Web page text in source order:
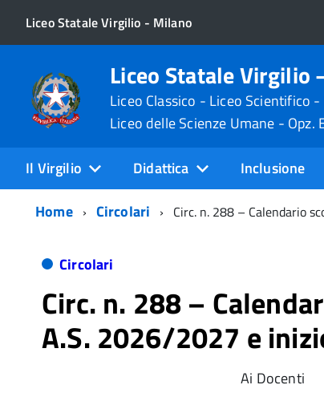
Liceo Statale Virgilio - Milano
Liceo Statale Virgilio
Liceo Classico - Liceo Scientifico
Liceo delle Scienze Umane -
Il Virgilio Didattica Inclusione
Home
Circolari Circ. n. 288 – Calendario
Circolari
Circ. n. 288 –
A.S. 2026/2027 e
Ai Docenti